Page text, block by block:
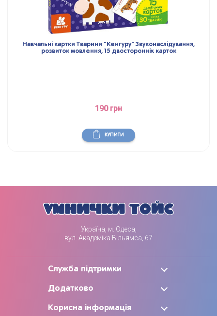
Навчальні картки Тварини "Кенгуру" Звуконаслідування,
розвиток мовлення, 15 двосторонніх карток
190 грн
КУПИТИ
Україна, м. Одеса,
вул. Академіка Вільямса, 67
Служба підтримки
Додатково
Корисна інформація